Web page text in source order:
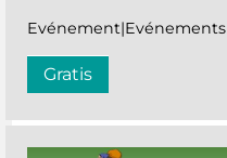
Evénement|Evénements
Gratis